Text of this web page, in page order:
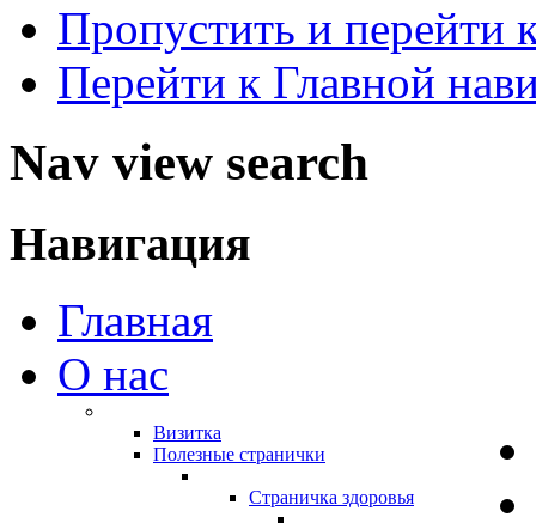
Пропустить и перейти
Перейти к Главной
Nav view search
Навигация
Главная
О нас
Визитка
Полезные странички
Страничка здоровья